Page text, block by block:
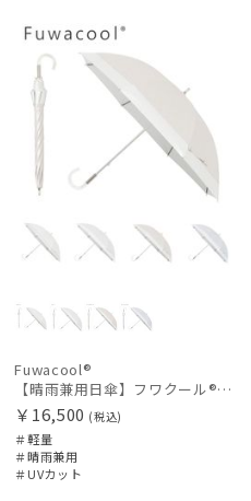
N
Fuwacool®
【晴雨兼用日傘】フワクール®ホワイト（Fuwacool® White）バイカラー 1級遮光 遮熱 UV99%以上
￥16,500 (税込)
＃軽量
＃晴雨兼用
＃UVカット